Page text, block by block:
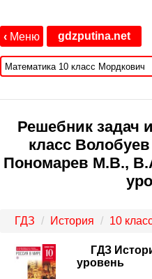
‹ Меню gdzputina.net
Решебник задач
класс
Пономарев М.В.,
ГДЗ История 10
ГДЗ
уровень